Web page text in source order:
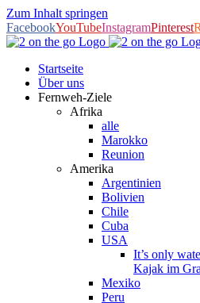
Zum Inhalt springen
FacebookYouTubeInstagramPinterest
Startseite
Über uns
Fernweh-Ziele
Afrika
alle
Marokko
Reunion
Amerika
Argentinien
Bolivien
Chile
Cuba
USA
It’s only
Kajak im
Mexiko
Peru